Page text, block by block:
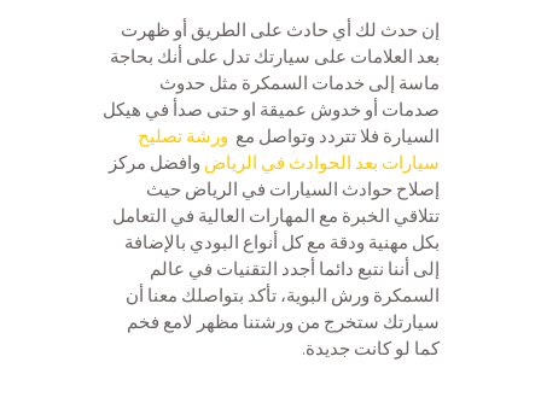
إن حدث لك أي حادث على الطريق أو ظهرت
بعد العلامات على سيارتك تدل على أنك بحاجة
ماسة إلى خدمات السمكرة مثل حدوث
صدمات أو خدوش عميقة او حتى صدأ في هيكل
السيارة فلا تتردد وتواصل مع ورشة تصليح
سيارات بعد الحوادث في الرياض وافضل مركز
إصلاح حوادث السيارات في الرياض حيث
تتلاقي الخبرة مع المهارات العالية في التعامل
بكل مهنية ودقة مع كل أنواع البودي بالإضافة
إلى أننا نتبع دائما أجدد التقنيات في عالم
السمكرة ورش البوية، تأكد بتواصلك معنا أن
سيارتك ستخرج من ورشتنا مظهر لامع فخم
كما لو كانت جديدة.